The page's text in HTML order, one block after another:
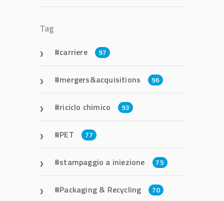
Tag
carriere 97
mergers&acquisitions 96
riciclo chimico 93
PET 77
stampaggio a iniezione 75
Packaging & Recycling 70